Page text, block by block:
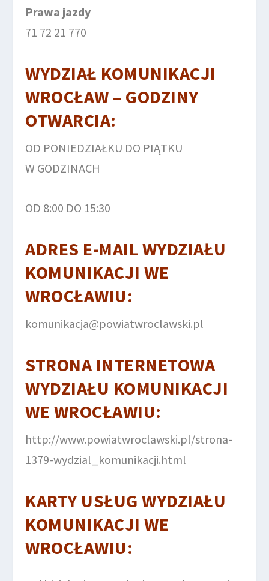
Prawa jazdy
71 72 21 770
WYDZIAŁ KOMUNIKACJI
WROCŁAW – GODZINY
OTWARCIA:
OD PONIEDZIAŁKU DO PIĄTKU
W GODZINACH
OD 8:00 DO 15:30
ADRES E-MAIL WYDZIAŁU
KOMUNIKACJI WE
WROCŁAWIU:
komunikacja@powiatwroclawski.pl
STRONA INTERNETOWA
WYDZIAŁU KOMUNIKACJI
WE WROCŁAWIU:
http://www.powiatwroclawski.pl/strona-
1379-wydzial_komunikacji.html
KARTY USŁUG WYDZIAŁU
KOMUNIKACJI WE
WROCŁAWIU: